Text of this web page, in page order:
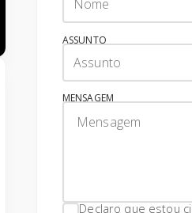
ASSUNTO
MENSAGEM
Declaro que estou